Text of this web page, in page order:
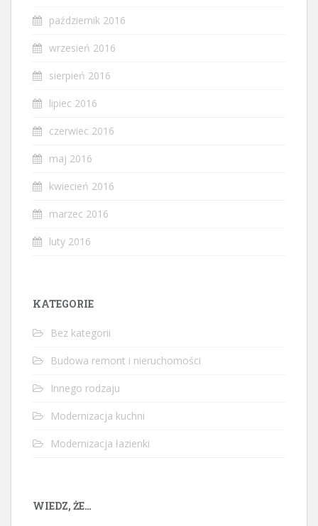
październik 2016
wrzesień 2016
sierpień 2016
lipiec 2016
czerwiec 2016
maj 2016
kwiecień 2016
marzec 2016
luty 2016
KATEGORIE
Bez kategorii
Budowa remont i nieruchomości
Innego rodzaju
Modernizacja kuchni
Modernizacja łazienki
WIEDZ, ŻE…